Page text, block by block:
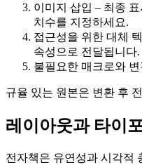
이미지 삽입 – 최종
치수를 지정하세요.
접근성을 위한 대체
속성으로 전달됩니다.
불필요한 매크로와 변
규율 있는 원본은 변환 후
레이아웃과 타이
전자책은 유연성과 시각적